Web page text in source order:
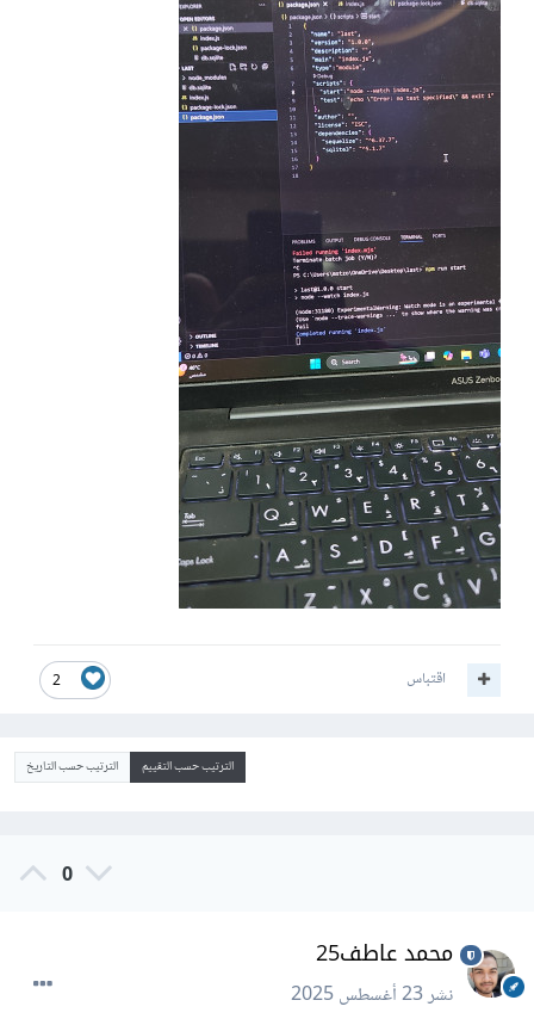
2 اقتباس
الترتيب حسب التقييم الترتيب حسب التاريخ
0
محمد عاطف25
نشر23 أغسطس 2025